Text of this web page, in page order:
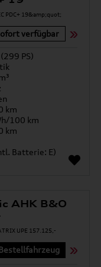
verfügbar
PS)
km
100 km
km
Batterie: E)
AHK B&O